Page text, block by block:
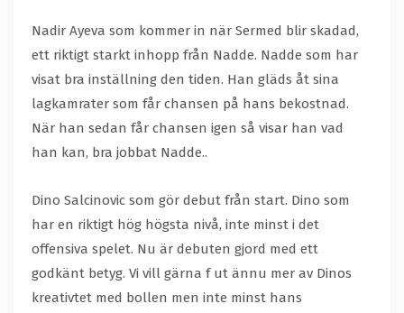
Nadir Ayeva som kommer in när Sermed blir skadad,
ett riktigt starkt inhopp från Nadde. Nadde som har
visat bra inställning den tiden. Han gläds åt sina
lagkamrater som får chansen på hans bekostnad.
När han sedan får chansen igen så visar han vad
han kan, bra jobbat Nadde..
Dino Salcinovic som gör debut från start. Dino som
har en riktigt hög högsta nivå, inte minst i det
offensiva spelet. Nu är debuten gjord med ett
godkänt betyg. Vi vill gärna f ut ännu mer av Dinos
kreativtet med bollen men inte minst hans